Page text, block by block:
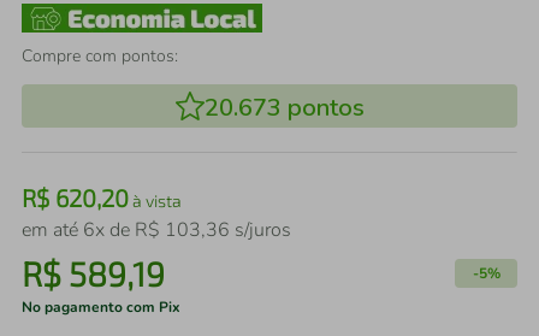
Compre com pontos:
20.673 pontos
R$ 620,20à vista
em até 6x de R$ 103,36 s/juros
R$ 589,19 -5%
No pagamento com Pix